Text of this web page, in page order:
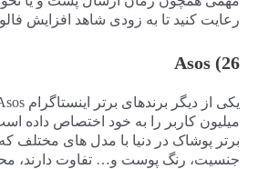
رعایت کنید تا به زودی شاهد افزایش
26) Asos
میلیون کاربر را به خود اختصاص داده
برتر پوشاک در دنیا با مدل های مختلف
جنسیت، رنگ پوست و… تفاوت دارند،